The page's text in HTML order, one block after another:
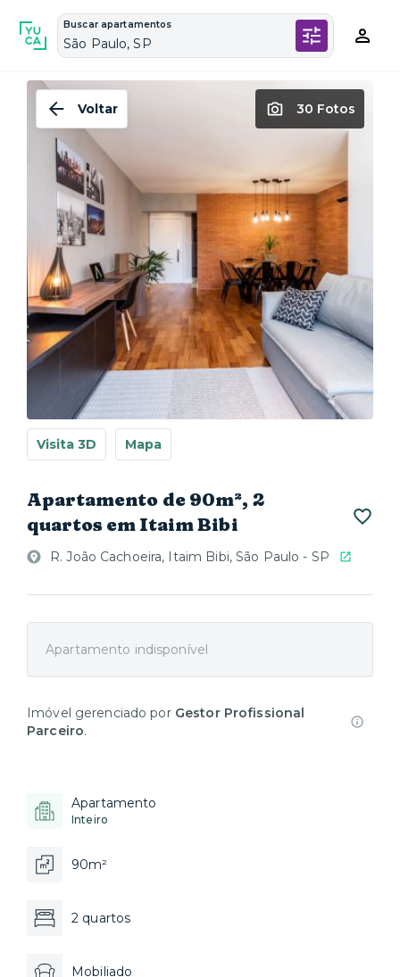
Buscar apartamentos
São Paulo, SP
Voltar 30 Fotos
Visita 3D Mapa
Apartamento de 90m², 2
quartos em Itaim Bibi
R. João Cachoeira, Itaim Bibi, São Paulo - SP
Apartamento indisponível
Imóvel gerenciado por Gestor Profissional
Parceiro.
Apartamento
Inteiro
90m²
2 quartos
Mobiliado